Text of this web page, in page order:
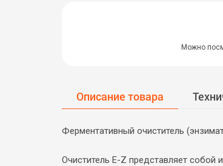
Можно
Описание товара
Ферментативный очиститель
Очиститель E-Z представляет